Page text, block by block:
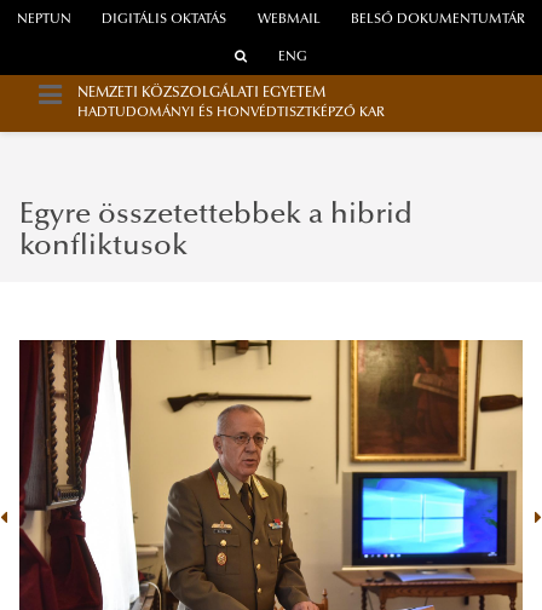
WEBMAIL
NEPTUN DIGITÁLIS OKTATÁS BELSŐ DOKUMENTUMTÁR
ENG
NEMZETI KÖZSZOLGÁLATI EGYETEM
HADTUDOMÁNYI ÉS HONVÉDTISZTKÉPZŐ KAR
Egyre összetettebbek a hibrid
konfliktusok